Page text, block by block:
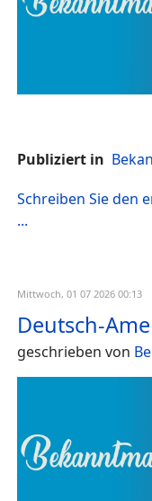
Publiziert in
Schreiben Sie den
...
Mittwoch, 01 07 2026 00:13
Deutsch-
geschrieben von